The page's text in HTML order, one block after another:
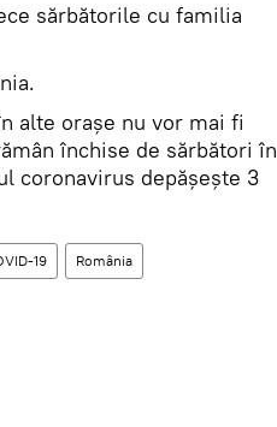
sărbătorile cu familia
alte orașe nu vor mai fi
închise de sărbători în
coronavirus depășește 3
19 România